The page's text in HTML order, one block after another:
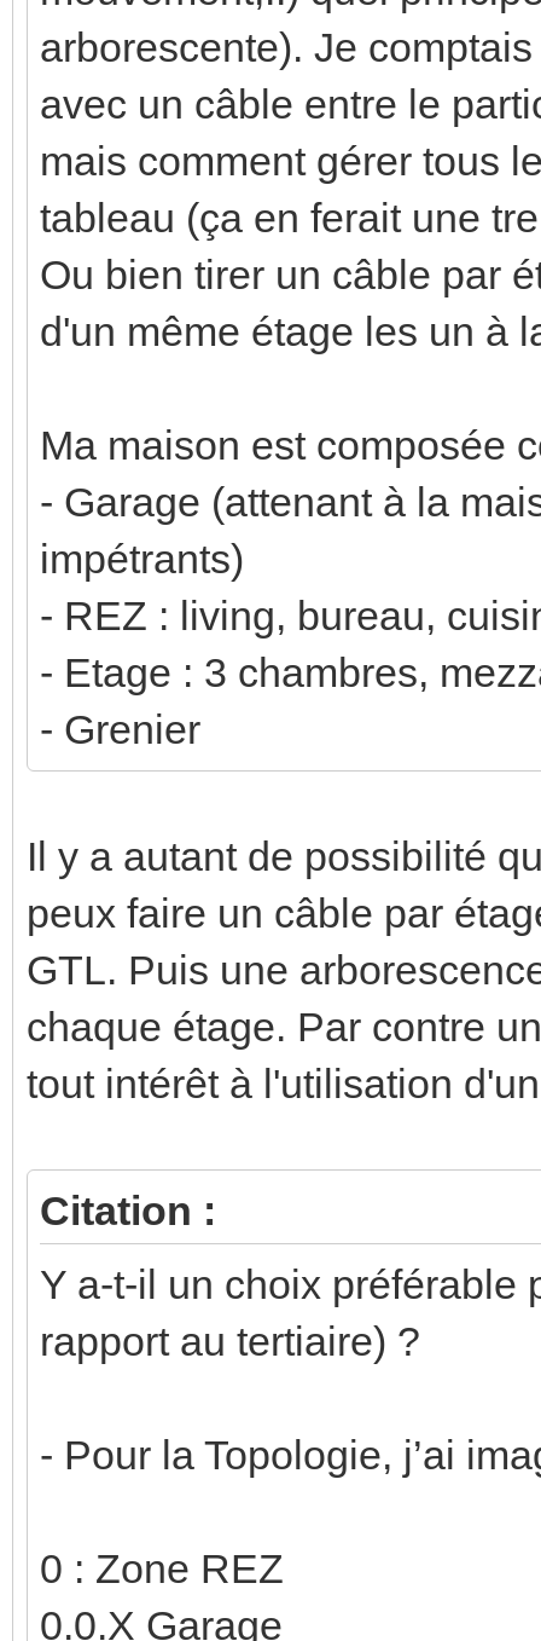
arborescente). Je
avec un câble entre le
mais comment gérer tous
tableau (ça en ferait une
Ou bien tirer un câble par
d'un même étage les un à
Ma maison est composée
- Garage (attenant à la
impétrants)
- REZ : living, bureau,
- Etage : 3 chambres,
- Grenier
Il y a autant de possibilité
peux faire un câble par
GTL. Puis une
chaque étage. Par contre
tout intérêt à l'utilisation
Citation :
Y a-t-il un choix préférable
rapport au tertiaire) ?
- Pour la Topologie, j’ai
0 : Zone REZ
0.0.X Garage